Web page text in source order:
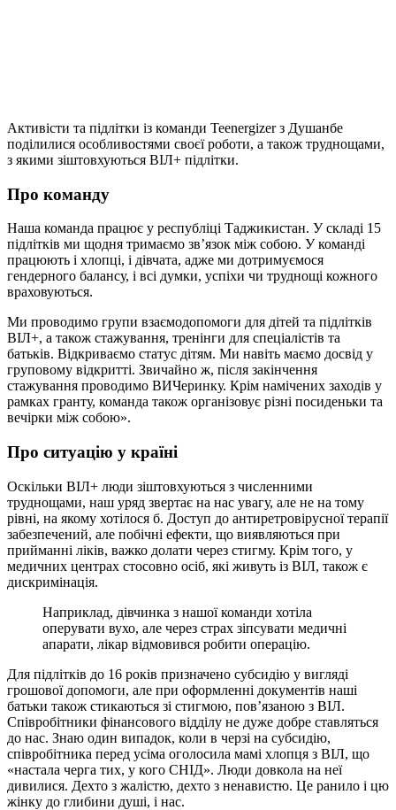
Активісти та підлітки із команди Teenergizer з Душанбе
поділилися особливостями своєї роботи, а також труднощами,
з якими зіштовхуються ВІЛ+ підлітки.
Про команду
Наша команда працює у республіці Таджикистан. У складі 15
підлітків ми щодня тримаємо зв’язок між собою. У команді
працюють і хлопці, і дівчата, адже ми дотримуємося
гендерного балансу, і всі думки, успіхи чи труднощі кожного
враховуються.
Ми проводимо групи взаємодопомоги для дітей та підлітків
ВІЛ+, а також стажування, тренінги для спеціалістів та
батьків. Відкриваємо статус дітям. Ми навіть маємо досвід у
груповому відкритті. Звичайно ж, після закінчення
стажування проводимо ВИЧеринку. Крім намічених заходів у
рамках гранту, команда також організовує різні посиденьки та
вечірки між собою».
Про ситуацiю у країнi
Оскільки ВІЛ+ люди зіштовхуються з численними
труднощами, наш уряд звертає на нас увагу, але не на тому
рівні, на якому хотілося б. Доступ до антиретровірусної терапії
забезпечений, але побічні ефекти, що виявляються при
прийманні ліків, важко долати через стигму. Крім того, у
медичних центрах стосовно осіб, які живуть із ВІЛ, також є
дискримінація.
Наприклад, дівчинка з нашої команди хотіла
оперувати вухо, але через страх зіпсувати медичні
апарати, лікар відмовився робити операцію.
Для підлітків до 16 років призначено субсидію у вигляді
грошової допомоги, але при оформленні документів наші
батьки також стикаються зі стигмою, пов’язаною з ВІЛ.
Співробітники фінансового відділу не дуже добре ставляться
до нас. Знаю один випадок, коли в черзі на субсидію,
співробітника перед усіма оголосила мамі хлопця з ВІЛ, що
«настала черга тих, у кого СНІД». Люди довкола на неї
дивилися. Дехто з жалістю, дехто з ненавистю. Це ранило і цю
жінку до глибини душі, і нас.